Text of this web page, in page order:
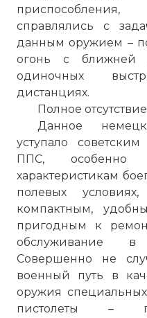
справлялись с
данным оружием –
огонь с ближней
одиночных
дистанциях.
Полное
Данное
уступало
ППС, особенно
характеристикам
полевых
компактным,
пригодным к
обслуживание в
Совершенно не
военный путь в
оружия
пистолеты –